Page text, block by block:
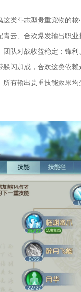
类斗志型贵重宠物的
云、合欢爆发输出职
队对战收益稳定；锋
闪加成，合欢这类依
有输出贵重技能效果